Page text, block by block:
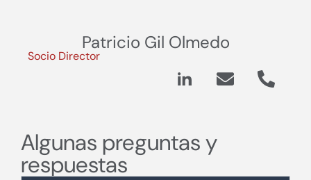
Patricio Gil Olmedo
Socio Director
Algunas preguntas y
respuestas